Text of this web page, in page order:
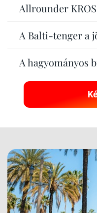
Allrounder
A Balti-tenger a
A hagyományos